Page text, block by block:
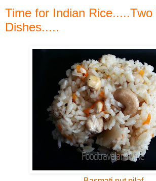
Time for Indian Rice.....Two
Dishes.....